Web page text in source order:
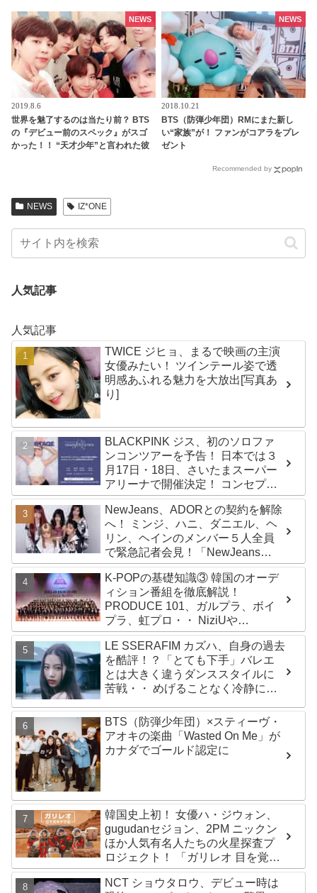
2019.8.6
世界を魅了するのは当たり前？ BTS
の『デビュー前のスペック』がスゴ
かった！！ “天才少年”と言われた彼
NEWS
2018.10.21
BTS（防弾少年団）RMにまた新し
い“家族”が！ ファンがコアラをプレ
ゼント
NEWS
Recommended by
NEWS IZ*ONE
人気記事
人気記事
TWICE ジヒョ、まるで映画の主演
女優みたい！ ツインテール姿で透
明感あふれる魅力を大放出[写真あ
り]
BLACKPINK ジス、初のソロファ
ンコンツアーを予告！ 日本では３
月17日・18日、さいたまスーパー
アリーナで開催決定！ コンセプト
は“愛のカケラ”！？ 14日には新ア
ルバム『AMORTAGE』もリリース
NewJeans、ADORとの契約を解除
へ！ ミンジ、ハニ、ダニエル、ヘ
リン、ヘインのメンバー５人全員
で緊急記者会見！「NewJeans
never dies!」と微笑みの宣言！
ADOR側、2029年まで契約有効と
主張
K-POPの基礎知識③ 韓国のオーデ
ィション番組を徹底解説！
PRODUCE 101、ガルプラ、ボイ
プラ、虹プロ・・ NiziUや
Kep1er、ZEROBASEONEら人気
グループが続々と誕生！ JO1や
INI、ME:Iを生んだ日プまで一挙紹
介
LE SSERAFIM カズハ、自身の過去
を酷評！？「とても下手」バレエ
とは大きく違うダンススタイルに
苦戦・・ めげることなく冷静に努
BTS（防弾少年団）×スティーヴ・
アオキの楽曲「Wasted On Me」が
カナダでゴールド認定に
韓国史上初！ 女優ハ・ジウォン、
gugudanセジョン、2PM ニックン
ほか人気有名人たちの火星探査プ
ロジェクト！ 「ガリレオ 目を覚ま
す宇宙」10月10日（水）日本初放
送決定
NCT ショウタロウ、デビュー時は